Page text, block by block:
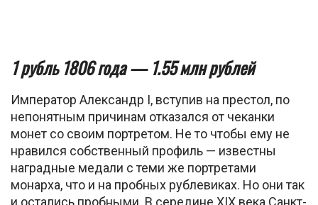
1 рубль 1806 года — 1.55 млн рублей
Император Александр I, вступив на престол, по
непонятным причинам отказался от чеканки
монет со своим портретом. Не то чтобы ему не
нравился собственный профиль — известны
наградные медали с теми же портретами
монарха, что и на пробных рублевиках. Но они так
и остались пробными. В середине XIX века Санкт-